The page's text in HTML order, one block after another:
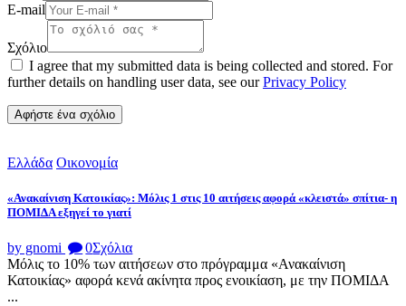
E-mail
Σχόλιο
I agree that my submitted data is being collected and stored. For
further details on handling user data, see ourPrivacy Policy
Ελλάδα Οικονομία
«Ανακαίνιση Κατοικίας»: Μόλις 1 στις 10 αιτήσεις αφορά «κλειστά» σπίτια- η
ΠΟΜΙΔΑ εξηγεί το γιατί
by gnomi 0Σχόλια
Μόλις το 10% των αιτήσεων στο πρόγραμμα «Ανακαίνιση
Κατοικίας» αφορά κενά ακίνητα προς ενοικίαση, με την ΠΟΜΙΔΑ
...